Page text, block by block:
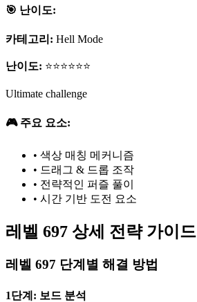
🎯 난이도:
카테고리: Hell Mode
난이도: ⭐⭐⭐⭐⭐⭐
Ultimate challenge
🎮 주요 요소:
• 색상 매칭 메커니즘
• 드래그 & 드롭 조작
• 전략적인 퍼즐 풀이
• 시간 기반 도전 요소
레벨 697 상세 전략 가이드
레벨 697 단계별 해결 방법
1단계: 보드 분석